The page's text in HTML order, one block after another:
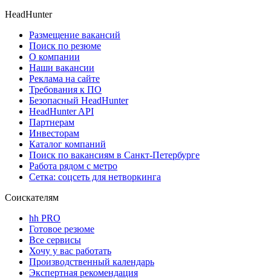
HeadHunter
Размещение вакансий
Поиск по резюме
О компании
Наши вакансии
Реклама на сайте
Требования к ПО
Безопасный HeadHunter
HeadHunter API
Партнерам
Инвесторам
Каталог компаний
Поиск по вакансиям в Санкт-Петербурге
Работа рядом с метро
Сетка: соцсеть для нетворкинга
Соискателям
hh PRO
Готовое резюме
Все сервисы
Хочу у вас работать
Производственный календарь
Экспертная рекомендация